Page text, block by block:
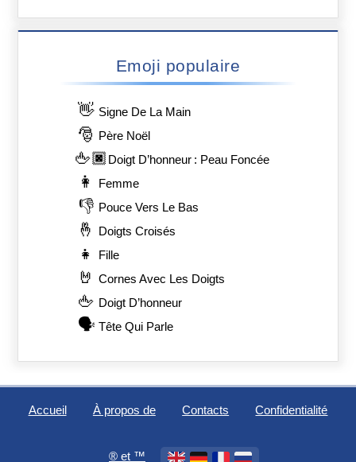
Emoji populaire
👋 Signe De La Main
🎅 Père Noël
🖕🏿 Doigt D’honneur : Peau Foncée
👩 Femme
👎 Pouce Vers Le Bas
🤞 Doigts Croisés
👧 Fille
🤘 Cornes Avec Les Doigts
🖕 Doigt D’honneur
🗣️ Tête Qui Parle
Accueil À propos de Contacts Confidentialité
®️ et ™